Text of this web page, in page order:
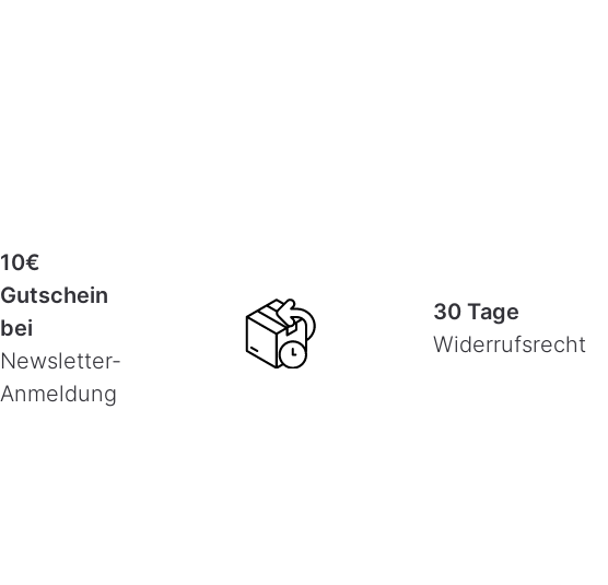
10€
Gutschein
bei
Newsletter-
Anmeldung
30 Tage
Widerrufsrecht